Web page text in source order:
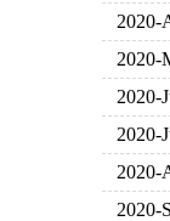
2020-
2020-
2020-
2020-
2020-
2020-